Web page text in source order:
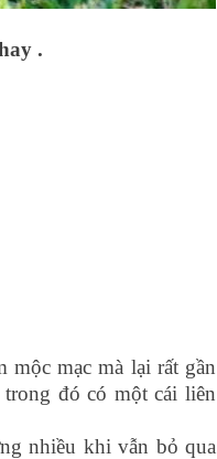
.
mộc mạc mà lại rất gần
đó có một cái liên
nhiều khi vẫn bỏ qua